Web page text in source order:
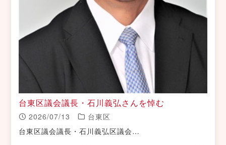
台東区議会議長・石川義弘さんを悼む
2026/07/13
台東区
台東区議会議長・石川義弘区議会…